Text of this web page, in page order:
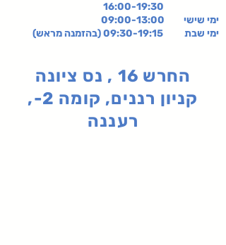
ימי שישי 09:00-13:00
ימי שבת 09:30-19:15 (בהזמנה מראש)
החרש 16 , נס ציונה
קניון רננים, קומה 2-,
רעננה